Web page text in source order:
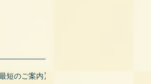
短のご案内】